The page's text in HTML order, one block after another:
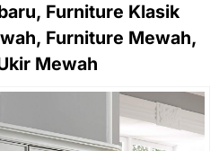
Furniture Klasik
Furniture Mewah,
Mewah